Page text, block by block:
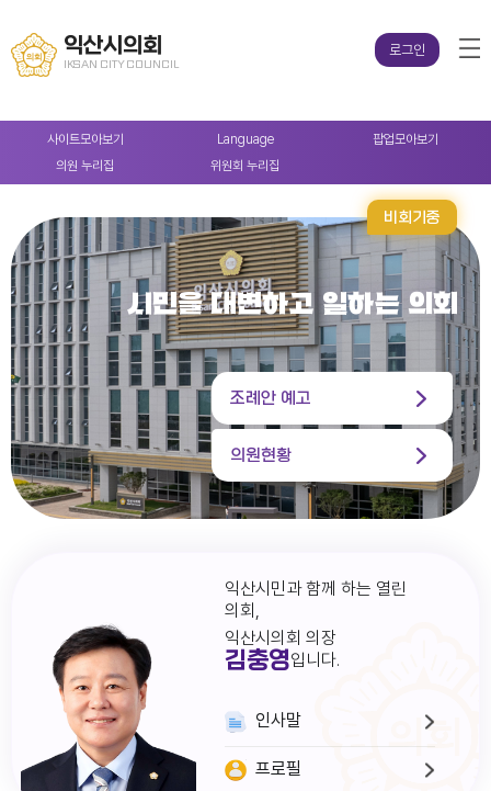
익산시의회
IKSAN CITY COUNCIL
로그인
사이트모아보기 Language 팝업모아보기
의원 누리집 위원회 누리집
비회기중
시민을 대변하고 일하는 의회
조례안 예고
의원현황
익산시민과 함께 하는 열린
의회,
익산시의회 의장
김충영입니다.
인사말
프로필
다다익산(2026.1월호) 의회편